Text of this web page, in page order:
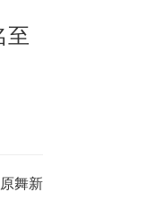
至
舞新